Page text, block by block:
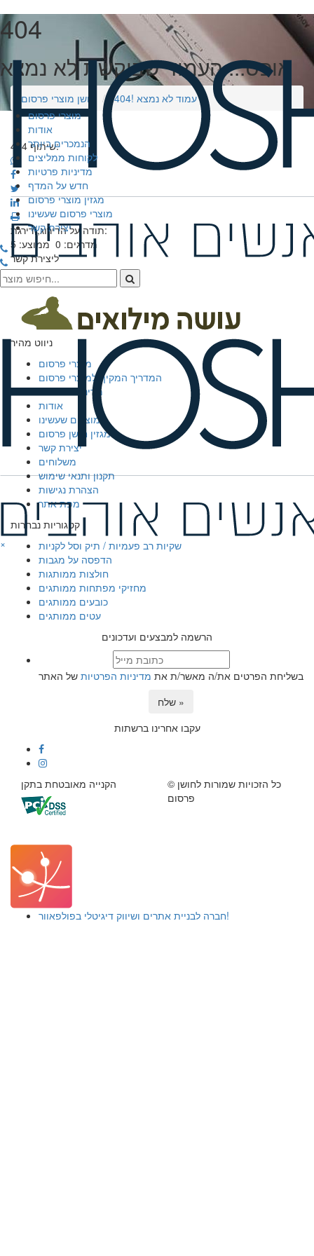
מוצרי פרסום
אודות
הנמכרים ביותר
לקוחות ממליצים
מדיניות פרטיות
חדש על המדף
מגזין מוצרי פרסום
מוצרי פרסום שעשינו
יצירת קשר
×
404
אופס... העמוד שביקשת לא נמצא
חושן מוצרי פרסום 404! עמוד לא נמצא
שיתוף 404:
תודה על הדירוג, דירגת:
מדרגים: 0 ממוצע: 5
ליצירת קשר
099666582
office@hoshen-pirsum.co.il
WhatsApp
ניווט מהיר
מוצרי פרסום
המדריך המקיף למוצרי פרסום
מדיניות פרטיות
אודות
מוצרים שעשינו
מגזין חושן פרסום
יצירת קשר
משלוחים
תקנון ותנאי שימוש
הצהרת נגישות
מפת אתר
קטגוריות נבחרות
שקיות רב פעמיות / תיק וסל לקניות
הדפסה על מגבות
חולצות ממותגות
מחזיקי מפתחות ממותגים
כובעים ממותגים
עטים ממותגים
הרשמה למבצעים ועדכונים
בשליחת הפרטים את/ה מאשר/ת את מדיניות הפרטיות של האתר
שלח »
עקבו אחרינו ברשתות
© כל הזכויות שמורות לחושן
פרסום
הקנייה מאובטחת בתקן
חברה לבניית אתרים ושיווק דיגיטלי בפולפאוור!